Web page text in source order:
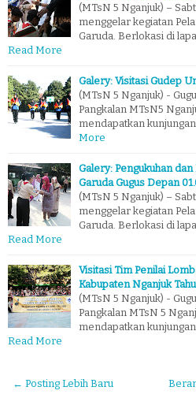
(MTsN 5 Nganjuk) –
menggelar kegiatan
Garuda. Berlokasi di
Read More
Galery: Visitasi Gudep
(MTsN 5 Nganjuk) -
Pangkalan MTsN5
mendapatkan
More
Galery: Pengukuhan
Garuda Gugus Depan
(MTsN 5 Nganjuk) –
menggelar kegiatan
Garuda. Berlokasi di
Read More
Visitasi Tim Penilai
Kabupaten Nganjuk
(MTsN 5 Nganjuk) -
Pangkalan MTsN 5
mendapatkan
Read More
← Posting Lebih Baru